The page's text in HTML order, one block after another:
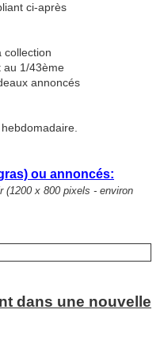
ci-après
collection
au 1/43ème
annoncés
ou annoncés:
(1200 x 800 pixels - environ
dans une nouvelle